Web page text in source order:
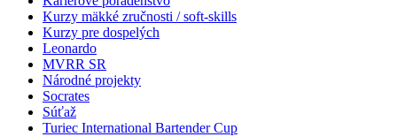
Kurzy mäkké zručnosti / soft-skills
Kurzy pre dospelých
Leonardo
MVRR SR
Národné projekty
Socrates
Súťaž
Turiec International Bartender Cup